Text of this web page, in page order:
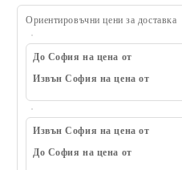
Ориентировъчни цени за доставка
До София на цена от
Извън София на цена от
Извън София на цена от
До София на цена от